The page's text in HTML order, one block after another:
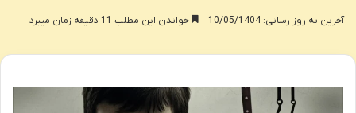
آخرین به روز رسانی: 10/05/1404 خواندن این مطلب 11 دقیقه زمان میبرد